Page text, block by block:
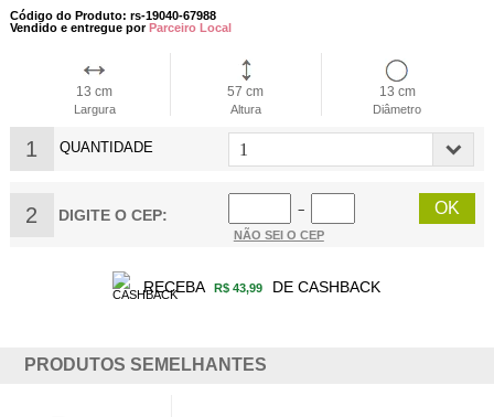
Código do Produto: rs-19040-67988
Vendido e entregue porParceiro Local
13 cm
Largura
57 cm
Altura
13 cm
Diâmetro
1 QUANTIDADE
2 DIGITE O CEP:
−
NÃO SEI O CEP
RECEBA R$ 43,99 DE CASHBACK
PRODUTOS SEMELHANTES